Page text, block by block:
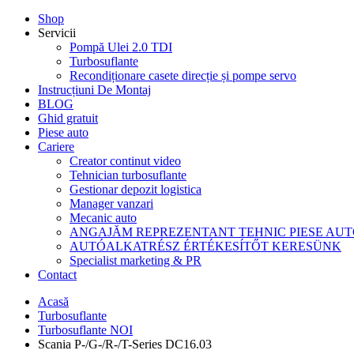
Shop
Servicii
Pompă Ulei 2.0 TDI
Turbosuflante
Recondiționare casete direcție și pompe servo
Instrucțiuni De Montaj
BLOG
Ghid gratuit
Piese auto
Cariere
Creator continut video
Tehnician turbosuflante
Gestionar depozit logistica
Manager vanzari
Mecanic auto
ANGAJĂM REPREZENTANT TEHNIC PIESE
AUTÓALKATRÉSZ ÉRTÉKESÍTŐT KERESÜNK
Specialist marketing & PR
Contact
Acasă
Turbosuflante
Turbosuflante NOI
Scania P-/G-/R-/T-Series DC16.03